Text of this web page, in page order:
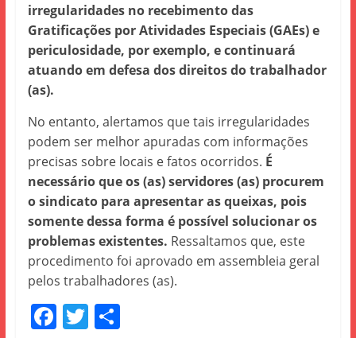
irregularidades no recebimento das
Gratificações por Atividades Especiais (GAEs) e
periculosidade, por exemplo, e continuará
atuando em defesa dos direitos do trabalhador
(as).
No entanto, alertamos que tais irregularidades
podem ser melhor apuradas com informações
precisas sobre locais e fatos ocorridos. É
necessário que os (as) servidores (as) procurem
o sindicato para apresentar as queixas, pois
somente dessa forma é possível solucionar os
problemas existentes. Ressaltamos que, este
procedimento foi aprovado em assembleia geral
pelos trabalhadores (as).
F T S